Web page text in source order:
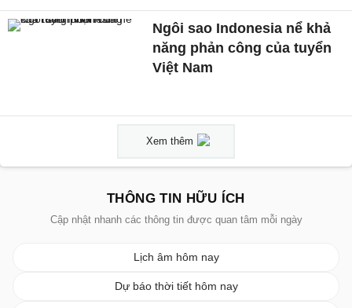
Ngôi sao Indonesia nể khả
năng phản công của tuyển
Việt Nam
Xem thêm
THÔNG TIN HỮU ÍCH
Cập nhật nhanh các thông tin được quan tâm mỗi ngày
Lịch âm hôm nay
Dự báo thời tiết hôm nay